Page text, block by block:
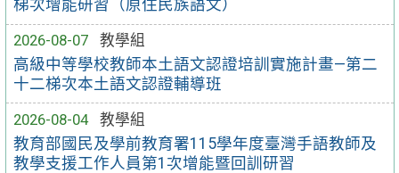
梯次增能研習（原住民族語文）
2026-08-07
教學組
高級中等學校教師本土語文認證培訓實施計畫—第二
十二梯次本土語文認證輔導班
2026-08-04
教學組
教育部國民及學前教育署115學年度臺灣手語教師及
教學支援工作人員第1次增能暨回訓研習